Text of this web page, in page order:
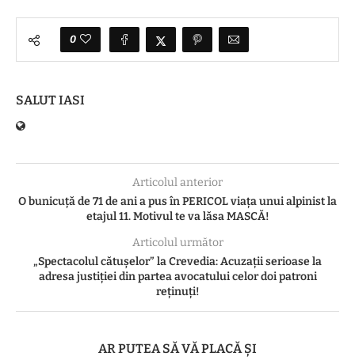
0
SALUT IASI
Articolul anterior
O bunicuță de 71 de ani a pus în PERICOL viața unui alpinist la
etajul 11. Motivul te va lăsa MASCĂ!
Articolul următor
„Spectacolul cătușelor” la Crevedia: Acuzații serioase la
adresa justiției din partea avocatului celor doi patroni
reținuți!
AR PUTEA SĂ VĂ PLACĂ ȘI